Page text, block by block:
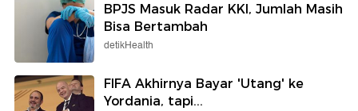
BPJS Masuk Radar KKI, Jumlah Masih
Bisa Bertambah
detikHealth
FIFA Akhirnya Bayar 'Utang' ke
Yordania, tapi...